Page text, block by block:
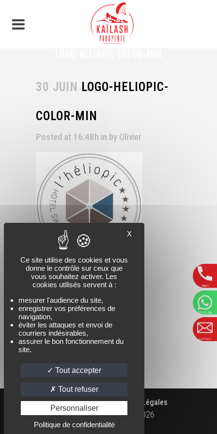
30 JUIN LOGO-HELIOPIC-
COLOR-MIN
Posted at 16:48h in by Olivier
Accueil|Contact|Mentions Légales
Kaïlash Parapente Ⓒ 2026
WHATSAPP
FACEBOOK
INSTAGRAM
Appel
Whatsapp
Contact
Panneau de gestion des cookies
X
Ce site utilise des cookies et vous
donne le contrôle sur ceux que
vous souhaitez activer. Les
cookies utilisés servent à :
mesurer l'audience du site,
enregistrer vos préférences de
navigation,
éviter les attaques et envoi de
courriers indésirables,
assurer le bon fonctionnement du
site.
Tout accepter
Tout refuser
Personnaliser
Politique de confidentialité